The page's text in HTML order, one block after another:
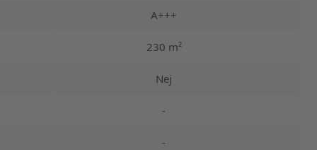
A+++
230 m²
Nej
-
-